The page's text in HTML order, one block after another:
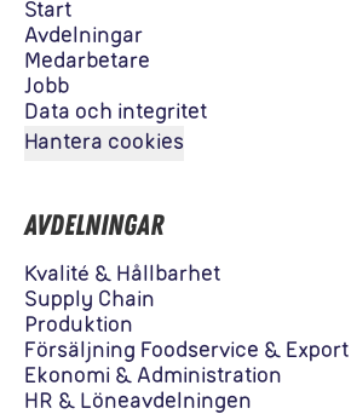
Start
Avdelningar
Medarbetare
Jobb
Data och integritet
Hantera cookies
Avdelningar
Kvalité & Hållbarhet
Supply Chain
Produktion
Försäljning Foodservice & Export
Ekonomi & Administration
HR & Löneavdelningen